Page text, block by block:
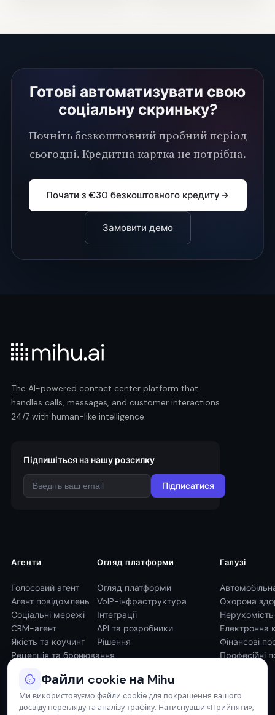
Готові автоматизувати свою
соціальну скриньку?
Почніть безкоштовний пробний період
сьогодні. Кредитна картка не потрібна.
Почати з €30 безкоштовного кредиту
Замовити демо
The AI-powered contact center platform that
handles calls, messages, and customer interactions
24/7 with human-like intelligence.
Підпишіться на нашу розсилку
Підписатися
Агенти
Голосовий агент
Агент повідомлень
Соціальні мережі
CRM-агент
Якість та коучинг
Рецепція та бронювання
Огляд платформи
Огляд платформи
VoIP-інфраструктура
Інтеграції
API та розробники
Рішення
Галузі
Охорона
Нерухомість
Електронна
Фінансові
Професійні
Файли cookie на Mihu
Ми використовуємо файли cookie для покращення вашого
досвіду перегляду та аналізу трафіку. Натиснувши «Прийняти»,